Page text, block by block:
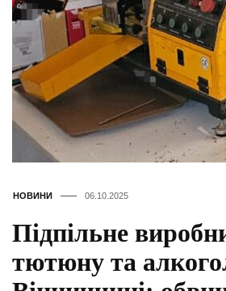
НОВИНИ 06.10.2025
Підпільне
тютюну та